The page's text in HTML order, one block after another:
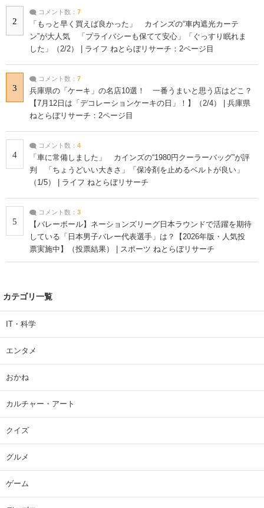
2
コメント数： 7
「もっと早く買えば良かった」 カインズの“車内遮光カーテ
ン”が大人気 「プライバシーも保てて安心」「ぐっすり眠れま
した」（2/2） | ライフ ねとらぼリサーチ：2ページ目
3
コメント数： 7
兵庫県の「ケーキ」の名店10選！ 一番うまいと思う店はどこ？
【7月12日は「デコレーションケーキの日」！】（2/4） | 兵庫県
ねとらぼリサーチ：2ページ目
4
コメント数： 4
「車に常備しました」 カインズの“1980円クーラーバッグ”が評
判 「ちょうどいい大きさ」「保冷剤を止めるベルトが良い」
（1/5） | ライフ ねとらぼリサーチ
5
コメント数： 3
【バレーボール】ネーションズリーグ日本ラウンドで活躍を期待
している「日本男子バレー代表選手」は？【2026年版・人気投
票実施中】（投票結果） | スポーツ ねとらぼリサーチ
カテゴリ一覧
IT・科学
エンタメ
おかね
カルチャー・アート
クイズ
グルメ
ゲーム